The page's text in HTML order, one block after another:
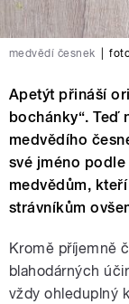
medvědí česnek
Apetýt přináší
bochánky“. Teď
medvědího
své jméno
medvědům,
strávníkům
Kromě příjemně
blahodárných
vždy ohleduplný